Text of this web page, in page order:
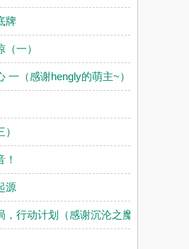
牌
一）
一（感谢hengly的萌主~）
源
，行动计划（感谢沉沦之魔的掌门打赏